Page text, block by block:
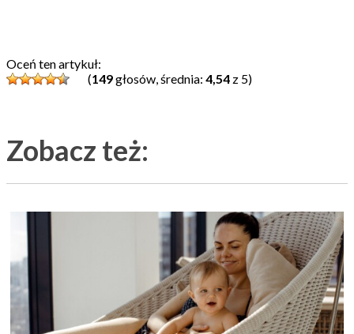
Oceń ten artykuł:
(149głosów, średnia: 4,54 z 5)
Zobacz też: